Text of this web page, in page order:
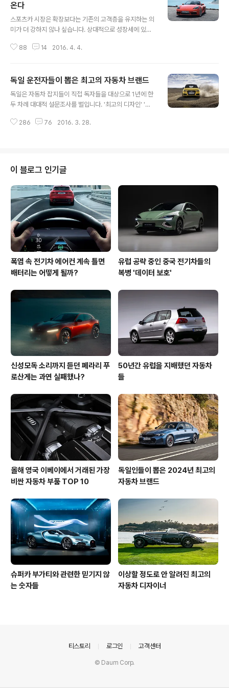
온다
스포츠카 시장은 확장보다는 기존의 고객층을 유지하는 의
미가 더 강하지 않나 싶습니다. 상대적으로 성장세에 있는
도 새로운 스포츠카를 만드는 건 회사의 기술력을 보여줄
일의 자동차 전문지 아우토빌트는 짧지만 강렬한 기사 하
나를 내보냈습니다. 아우디가 포르쉐의 도움으로 새로운
스포츠카를 내놓을 것이란 겁니다. 그것도 돈이 될 만한(이
카이맨이 그것입니다. 자동차 회사들이 한 그룹 안에 있다
88 14 2016. 4. 4.
독일 운전자들이 뽑은 최고의 자동차 브랜드
독일은 자동차 잡지들이 직접 독자들을 대상으로 1년에 한
두 차례 대대적 설문조사를 벌입니다. '최고의 디자인' '최
이런 독자 대상의 설문조사를 읽고 분석하다 보면 현재 독
을 읽을 수 있는 좋은 내용이 아닌가 싶은데요. 아우토빌트
라는 독일 최대 자동차 잡지가 3개월에 걸쳐 6만 명 이상
의 의견을 모아 그 결과를 지난주 발표했습니다. 13개 카테
고리로 나눴고, 다시 여기서 '품질' '디자인' 그리고 '가격 대
비 성능'으로 나눠 1위부터 10위까지 순위를 공개했습니
다.이 외에 이미..
286 76 2016. 3. 28.
이 블로그 인기글
폭염 속 전기차 에어컨 계속 틀면
배터리는 어떻게 될까?
유럽 공략 중인 중국 전기차들의
복병 '데이터 보호'
신성모독 소리까지 듣던 페라리 푸
로산게는 과연 실패했나?
50년간 유럽을 지배했던 자동차
들
올해 영국 이베이에서 거래된 가장
비싼 자동차 부품 TOP 10
독일인들이 뽑은 2024년 최고의
자동차 브랜드
슈퍼카 부가티와 관련한 믿기지 않
는 숫자들
이상할 정도로 안 알려진 최고의
자동차 디자이너
티스토리 로그인 고객센터
© Daum Corp.